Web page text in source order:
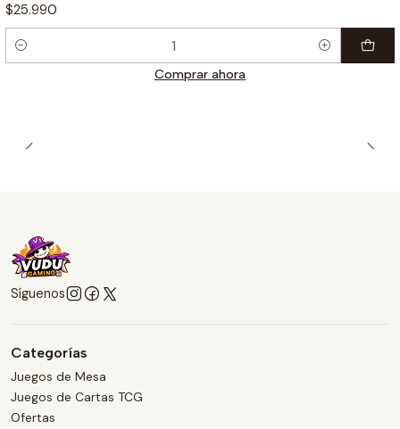
$25.990
Cantidad
Comprar ahora
Síguenos
Categorías
Juegos de Mesa
Juegos de Cartas TCG
Ofertas